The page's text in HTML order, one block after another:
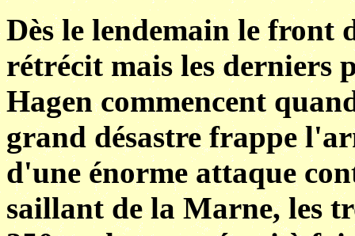
Dès le lendemain le front
rétrécit mais les
Hagen commencent
grand désastre frappe
d'une énorme attaque
saillant de la Marne, les